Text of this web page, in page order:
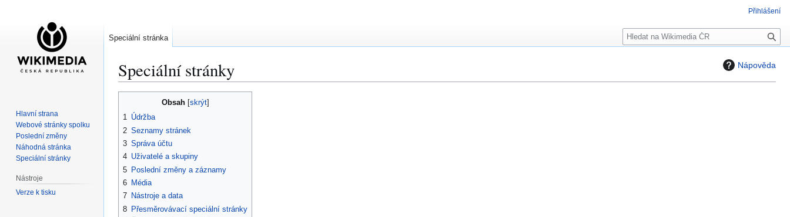
Nápověda
Speciální stránky
Obsah
1 Údržba
2 Seznamy stránek
3 Správa účtu
4 Uživatelé a skupiny
5 Poslední změny a záznamy
6 Média
7 Nástroje a data
8 Přesměrovávací speciální stránky
Přihlášení
Speciální stránka
H
l
a
Hlavní strana
Webové stránky spolku
Poslední změny
Náhodná stránka
Speciální stránky
Nástroje
Verze k tisku